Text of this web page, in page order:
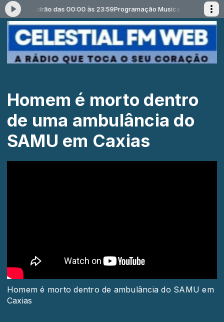
Padrão das 00:00 às 23:59Programação Musical com Locutor
Homem é morto dentro
de uma ambulância do
SAMU em Caxias
Homem é morto dentro de ambulância do SAMU em
Caxias